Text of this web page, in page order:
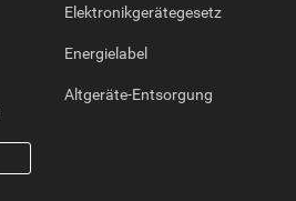
Elektronikgerätegesetz
Energielabel
Altgeräte-Entsorgung